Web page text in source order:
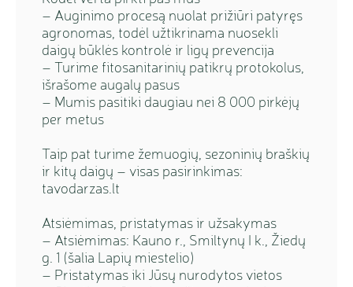
– Auginimo procesą nuolat prižiūri patyręs
agronomas, todėl užtikrinama nuosekli
daigų būklės kontrolė ir ligų prevencija
– Turime fitosanitarinių patikrų protokolus,
išrašome augalų pasus
– Mumis pasitiki daugiau nei 8 000 pirkėjų
per metus
Taip pat turime žemuogių, sezoninių braškių
ir kitų daigų – visas pasirinkimas:
tavodarzas.lt
Atsiėmimas, pristatymas ir užsakymas
– Atsiėmimas: Kauno r., Smiltynų I k., Žiedų
g. 1 (šalia Lapių miestelio)
– Pristatymas iki Jūsų nurodytos vietos